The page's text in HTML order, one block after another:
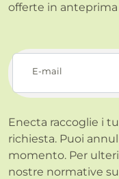
offerte in anteprima
E-mail
Enecta raccoglie i
richiesta. Puoi
momento. Per
nostre normative